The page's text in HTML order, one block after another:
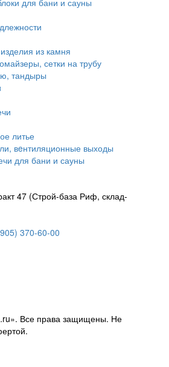
для бани и сауны
из камня
сетки на трубу
тандыры
литье
вeнтиляционные выходы
для бани и сауны
47 (Строй-база Риф, склад-
370-60-00
Все права защищены. Не